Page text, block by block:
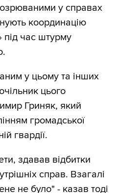
у справах
координацію
під час штурму
у цьому та інших
цього
Гриняк, який
громадської
гвардії.
здавав відбитки
справ. Взагалі
не було" - казав тоді